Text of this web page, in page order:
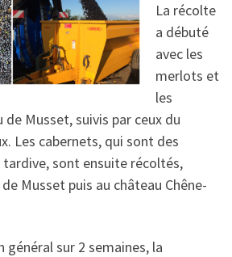
La récolte
a débuté
avec les
merlots et
les
Musset, suivis par ceux du
Les cabernets, qui sont des
sont ensuite récoltés,
Musset puis au château Chêne-
général sur 2 semaines, la